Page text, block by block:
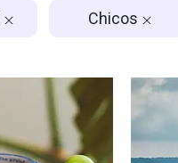
Chicos